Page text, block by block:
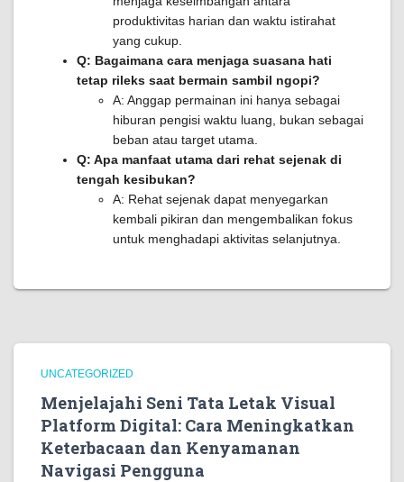
produktivitas harian dan waktu istirahat
yang cukup.
Q: Bagaimana cara menjaga suasana hati
tetap rileks saat bermain sambil ngopi?
A: Anggap permainan ini hanya sebagai
hiburan pengisi waktu luang, bukan sebagai
beban atau target utama.
Q: Apa manfaat utama dari rehat sejenak di
tengah kesibukan?
A: Rehat sejenak dapat menyegarkan
kembali pikiran dan mengembalikan fokus
untuk menghadapi aktivitas selanjutnya.
UNCATEGORIZED
Menjelajahi Seni Tata Letak Visual
Platform Digital: Cara Meningkatkan
Keterbacaan dan Kenyamanan
Navigasi Pengguna